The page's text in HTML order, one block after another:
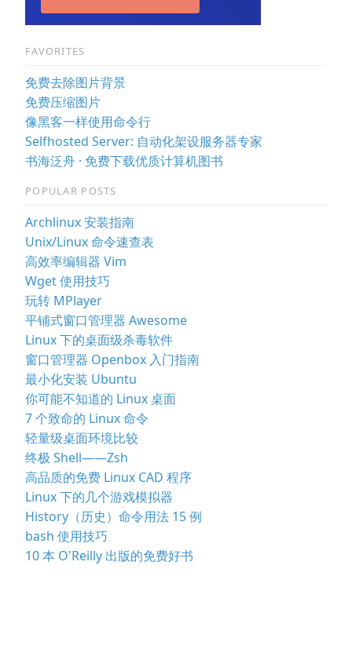
FAVORITES
免费去除图片背景
免费压缩图片
像黑客一样使用命令行
Selfhosted Server: 自动化架设服务器专家
书海泛舟 · 免费下载优质计算机图书
POPULAR POSTS
Archlinux 安装指南
Unix/Linux 命令速查表
高效率编辑器 Vim
Wget 使用技巧
玩转 MPlayer
平铺式窗口管理器 Awesome
Linux 下的桌面级杀毒软件
窗口管理器 Openbox 入门指南
最小化安装 Ubuntu
你可能不知道的 Linux 桌面
7 个致命的 Linux 命令
轻量级桌面环境比较
终极 Shell——Zsh
高品质的免费 Linux CAD 程序
Linux 下的几个游戏模拟器
History（历史）命令用法 15 例
bash 使用技巧
10 本 O'Reilly 出版的免费好书